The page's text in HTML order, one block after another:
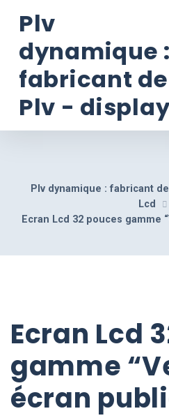
Plv
dynamique :
fabricant de
Plv -
Plv dynamique : fabricant
Lcd
Ecran Lcd 32 pouces gamme
Ecran Lcd
gamme
écran